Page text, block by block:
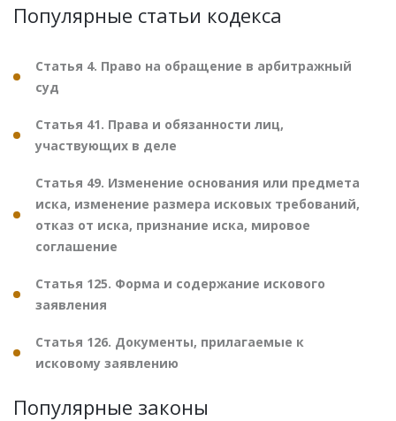
Популярные статьи кодекса
Статья 4. Право на обращение в арбитражный
суд
Статья 41. Права и обязанности лиц,
участвующих в деле
Статья 49. Изменение основания или предмета
иска, изменение размера исковых требований,
отказ от иска, признание иска, мировое
соглашение
Статья 125. Форма и содержание искового
заявления
Статья 126. Документы, прилагаемые к
исковому заявлению
Популярные законы